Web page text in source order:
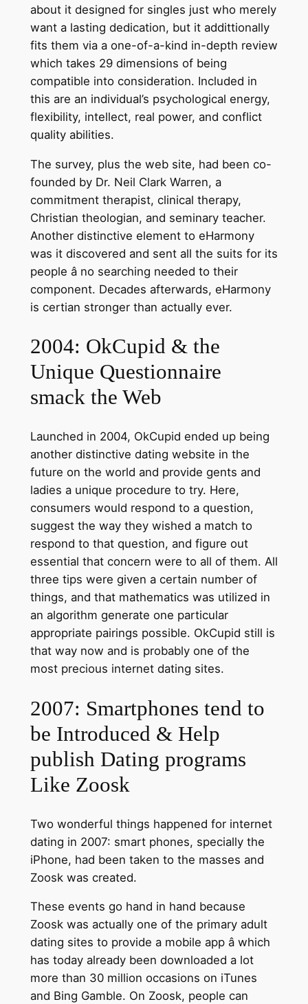
about it designed for singles just who merely
want a lasting dedication, but it addittionally
fits them via a one-of-a-kind in-depth review
which takes 29 dimensions of being
compatible into consideration. Included in
this are an individual’s psychological energy,
flexibility, intellect, real power, and conflict
quality abilities.
The survey, plus the web site, had been co-
founded by Dr. Neil Clark Warren, a
commitment therapist, clinical therapy,
Christian theologian, and seminary teacher.
Another distinctive element to eHarmony
was it discovered and sent all the suits for its
people â no searching needed to their
component. Decades afterwards, eHarmony
is certian stronger than actually ever.
2004: OkCupid & the
Unique Questionnaire
smack the Web
Launched in 2004, OkCupid ended up being
another distinctive dating website in the
future on the world and provide gents and
ladies a unique procedure to try. Here,
consumers would respond to a question,
suggest the way they wished a match to
respond to that question, and figure out
essential that concern were to all of them. All
three tips were given a certain number of
things, and that mathematics was utilized in
an algorithm generate one particular
appropriate pairings possible. OkCupid still is
that way now and is probably one of the
most precious internet dating sites.
2007: Smartphones tend to
be Introduced & Help
publish Dating programs
Like Zoosk
Two wonderful things happened for internet
dating in 2007: smart phones, specially the
iPhone, had been taken to the masses and
Zoosk was created.
These events go hand in hand because
Zoosk was actually one of the primary adult
dating sites to provide a mobile app â which
has today already been downloaded a lot
more than 30 million occasions on iTunes
and Bing Gamble. On Zoosk, people can